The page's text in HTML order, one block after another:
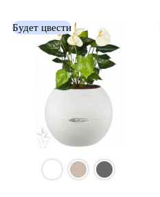
Будет цвести